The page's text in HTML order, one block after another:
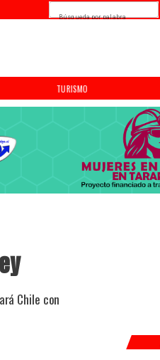
TURISMO
Búsqueda por palabra
Chile con